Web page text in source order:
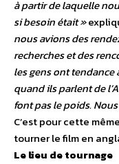
à partir de laquelle
si besoin était »
nous avions des
recherches et des
les gens ont tendance
quand ils parlent de
font pas le poids.
C’est pour cette
tourner le film en
Le lieu de tournage